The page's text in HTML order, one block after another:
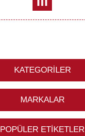
KATEGORILER
MARKALAR
POPÜLER ETIKETLER